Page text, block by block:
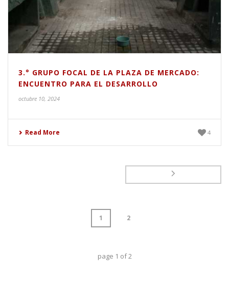
3.° GRUPO FOCAL DE LA PLAZA DE MERCADO:
ENCUENTRO PARA EL DESARROLLO
octubre 10, 2024
Read More 4
1 2
page 1 of2